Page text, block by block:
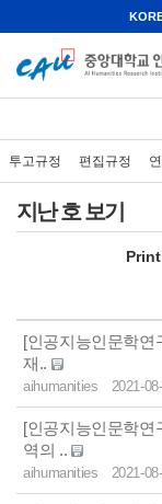
투고규정 편집규정
지난 호 보기
[인공지능인문학연
재..
aihumanities 2021-
[인공지능인문학연
역의 ..
aihumanities 2021-